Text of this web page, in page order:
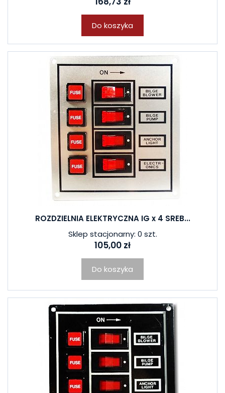
Do koszyka
ROZDZIELNIA ELEKTRYCZNA IG x 4 SREB...
Sklep stacjonarny: 0 szt.
105,00 zł
Do koszyka